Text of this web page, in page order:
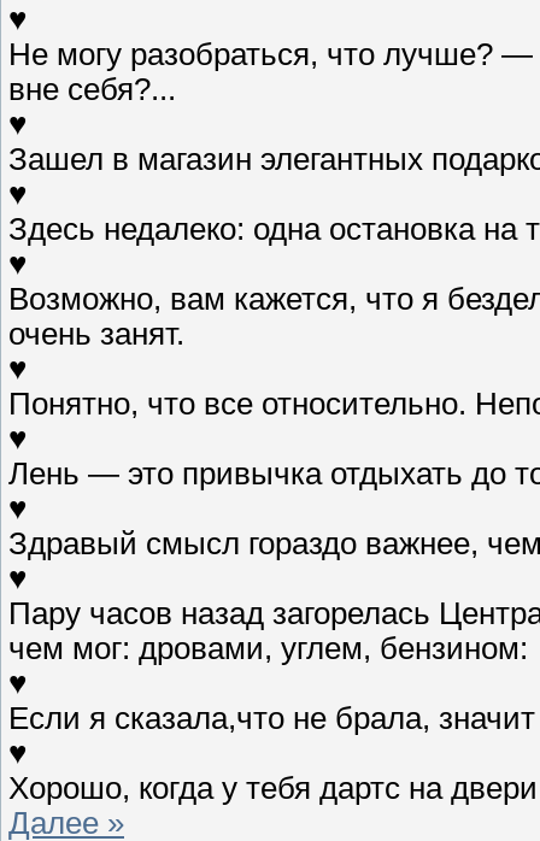
♥
Не могу разобраться, что лучше?
вне себя?...
♥
Зашел в магазин элегантных
♥
Здесь недалеко: одна остановка на
♥
Возможно, вам кажется, что я
очень занят.
♥
Понятно, что все относительно.
♥
Лень — это привычка отдыхать до
♥
Здравый смысл гораздо важнее,
♥
Пару часов назад загорелась
чем мог: дровами, углем, бензином:
♥
Если я сказала,что не брала,
♥
Хорошо, когда у тебя дартс на
Далее »